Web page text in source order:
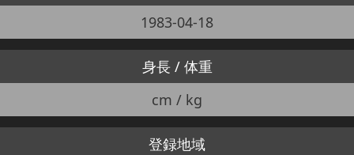
1983-04-18
身長 / 体重
cm / kg
登録地域